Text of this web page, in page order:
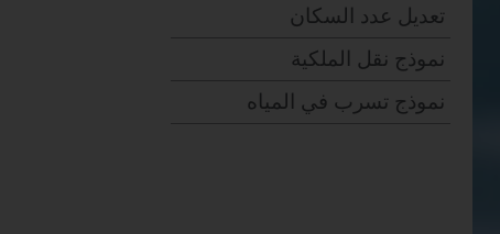
تعديل عدد السكان
نموذج نقل الملكية
نموذج تسرب في المياه